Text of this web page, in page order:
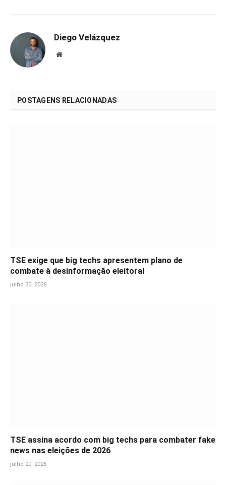
Diego Velázquez
Website
POSTAGENS RELACIONADAS
TSE exige que big techs apresentem plano de
combate à desinformação eleitoral
julho 30, 2026
TSE assina acordo com big techs para combater fake
news nas eleições de 2026
julho 20, 2026